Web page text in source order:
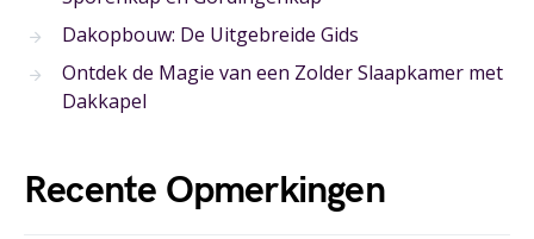
Dakopbouw: De Uitgebreide Gids
Ontdek de Magie van een Zolder Slaapkamer met
Dakkapel
Recente Opmerkingen